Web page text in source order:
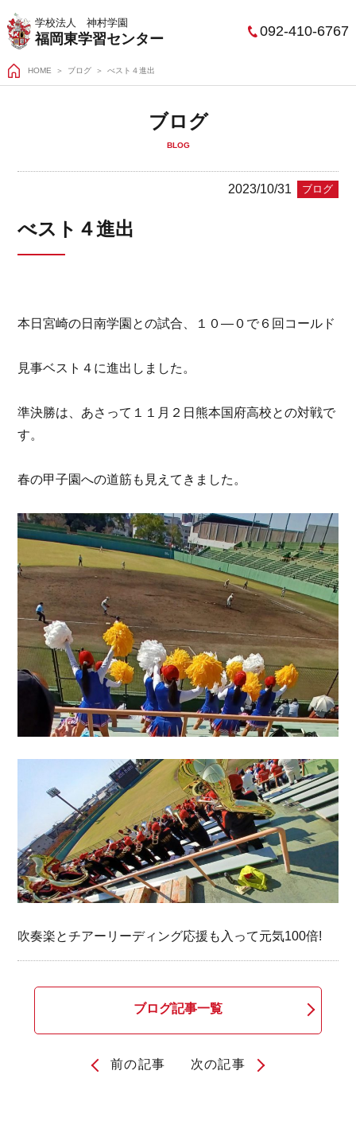
学校法人 神村学園
福岡東学習センター 092-410-6767
HOME ＞ ブログ べスト４進出
ブログ
BLOG
2023/10/31 ブログ
べスト４進出
本日宮崎の日南学園との試合、１０―０で６回コールド
見事ベスト４に進出しました。
準決勝は、あさって１１月２日熊本国府高校との対戦で
す。
春の甲子園への道筋も見えてきました。
吹奏楽とチアーリーディング応援も入って元気100倍!
ブログ記事一覧
前の記事 次の記事